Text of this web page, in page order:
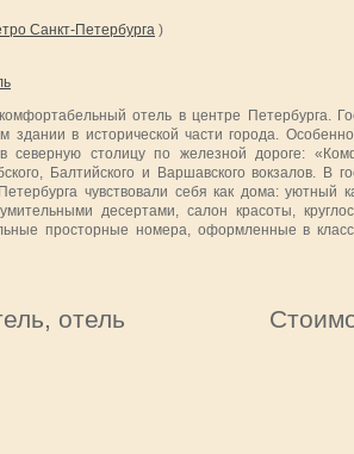
Санкт-Петербурга )
отель в центре Петербурга.
в исторической части города.
столицу по железной дороге:
Балтийского и Варшавского вокзалов. В
чувствовали себя как дома: уютный
десертами, салон красоты,
просторные номера, оформленные в
отель